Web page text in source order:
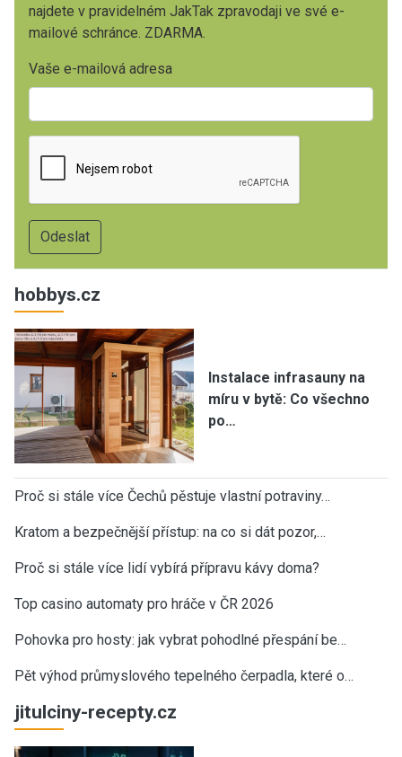
najdete v pravidelném JakTak zpravodaji ve své e-
mailové schránce. ZDARMA.
Vaše e-mailová adresa
hobbys.cz
Instalace infrasauny na
míru v bytě: Co všechno
po…
Proč si stále více Čechů pěstuje vlastní potraviny…
Kratom a bezpečnější přístup: na co si dát pozor,…
Proč si stále více lidí vybírá přípravu kávy doma?
Top casino automaty pro hráče v ČR 2026
Pohovka pro hosty: jak vybrat pohodlné přespání be…
Pět výhod průmyslového tepelného čerpadla, které o…
jitulciny-recepty.cz